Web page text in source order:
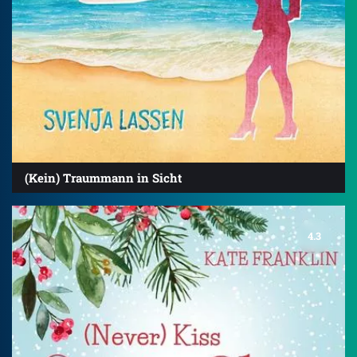
(Kein) Traummann in Sicht
4.3